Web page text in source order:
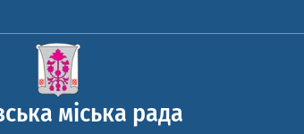
міська рада